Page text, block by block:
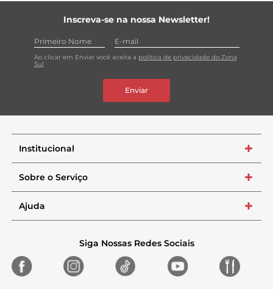
Inscreva-se na nossa Newsletter!
Ao clicar em Enviar você aceita a política de privacidade do Zona
Sul
Enviar
Institucional +
Sobre o Serviço +
Ajuda +
Siga Nossas Redes Sociais